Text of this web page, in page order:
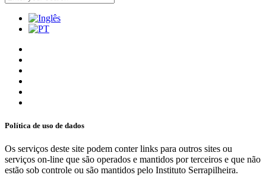
Política de uso de dados
Os serviços deste site podem conter links para outros sites ou
serviços on-line que são operados e mantidos por terceiros e que não
estão sob controle ou são mantidos pelo Instituto Serrapilheira.